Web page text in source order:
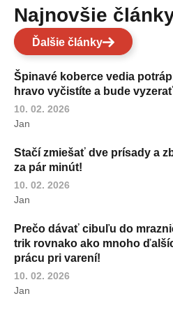
Najnovšie
Ďalšie články
Špinavé koberce vedia
hravo vyčistíte a bude
10. 02. 2026
Jan
Stačí zmiešať dve prísady a
za pár minút!
10. 02. 2026
Jan
Prečo dávať cibuľu do
trik rovnako ako mnoho
prácu pri varení!
10. 02. 2026
Jan